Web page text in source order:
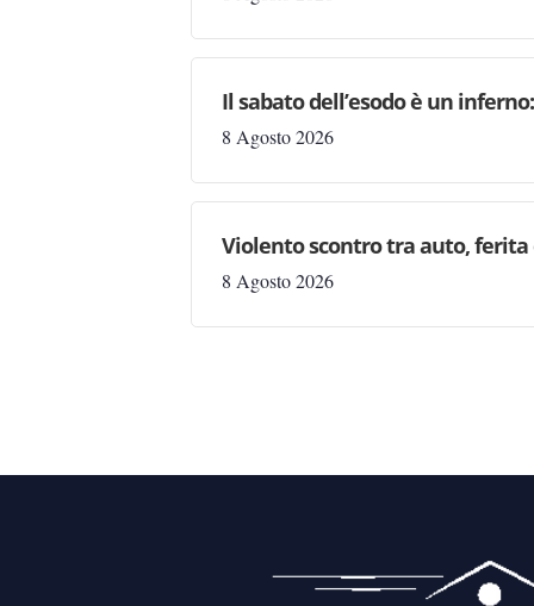
Il sabato dell’esodo è un
8 Agosto 2026
Violento scontro tra auto,
8 Agosto 2026